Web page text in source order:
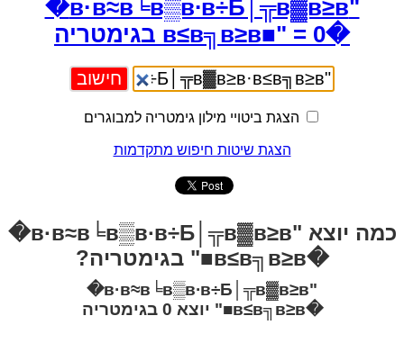
"в·в≈в╘в▒в∙в÷Б│╦в▓в≥в�
�в≤в╗в≥в■" = 0 בגימטריה
הצגת ביטויי מילון גימטריה למבוגרים
הצגת שיטות חיפוש מתקדמות
כמה יוצא "в·в≈в╘в▒в∙в÷Б│╦в▓в≥в�
�в≤в╗в≥в■" בגימטריה?
"в·в≈в╘в▒в∙в÷Б│╦в▓в≥в�
�в≤в╗в≥в■" יוצא 0 בגימטריה